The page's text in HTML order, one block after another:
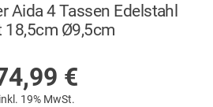
Aida 4 Tassen Edelstahl
18,5cm Ø9,5cm
€
inkl. 19% MwSt.